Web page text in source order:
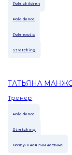
Pole children
Pole dance
Pole exotic
Stretching
ТАТЬЯНА
Тренер
Pole dance
Stretching
Воздушная гимнастика